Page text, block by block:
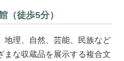
（徒歩5分）
地理、自然、芸能、民族など
まな収蔵品を展示する複合文